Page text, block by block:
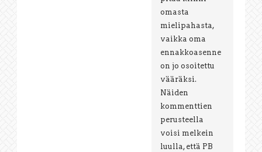
omasta
mielipahasta,
vaikka oma
ennakkoasenne
on jo osoitettu
vääräksi.
Näiden
kommenttien
perusteella
voisi melkein
luulla, että PB